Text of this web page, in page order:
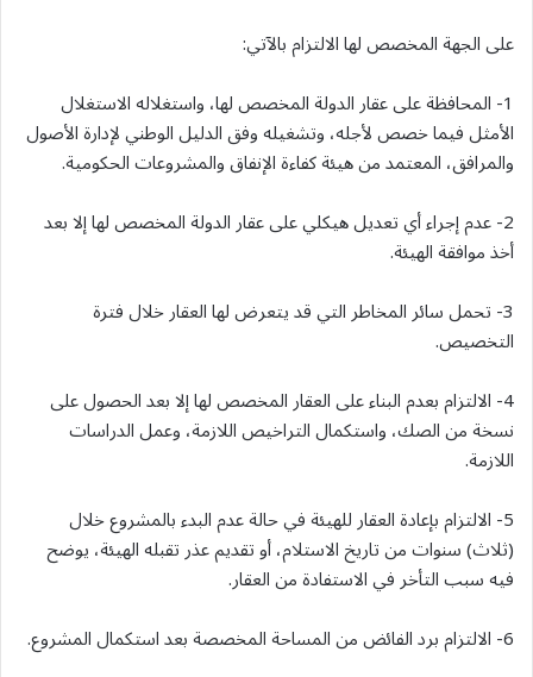
على الجهة المخصص لها الالتزام بالآتي:
1- المحافظة على عقار الدولة المخصص لها، واستغلاله الاستغلال
الأمثل فيما خصص لأجله، وتشغيله وفق الدليل الوطني لإدارة الأصول
والمرافق، المعتمد من هيئة كفاءة الإنفاق والمشروعات الحكومية.
2- عدم إجراء أي تعديل هيكلي على عقار الدولة المخصص لها إلا بعد
أخذ موافقة الهيئة.
3- تحمل سائر المخاطر التي قد يتعرض لها العقار خلال فترة
التخصيص.
4- الالتزام بعدم البناء على العقار المخصص لها إلا بعد الحصول على
نسخة من الصك، واستكمال التراخيص اللازمة، وعمل الدراسات
اللازمة.
5- الالتزام بإعادة العقار للهيئة في حالة عدم البدء بالمشروع خلال
(ثلاث) سنوات من تاريخ الاستلام، أو تقديم عذر تقبله الهيئة، يوضح
فيه سبب التأخر في الاستفادة من العقار.
6- الالتزام برد الفائض من المساحة المخصصة بعد استكمال المشروع.